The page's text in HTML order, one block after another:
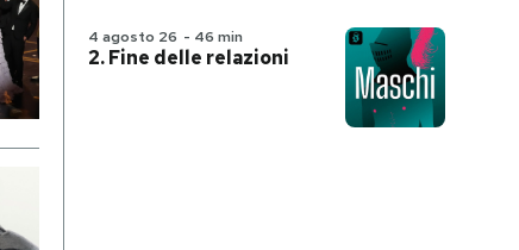
4 agosto 26 - 46 min
2. Fine delle relazioni